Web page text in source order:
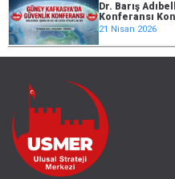
Dr. Barış
Konferansı
21 Nisan 2026